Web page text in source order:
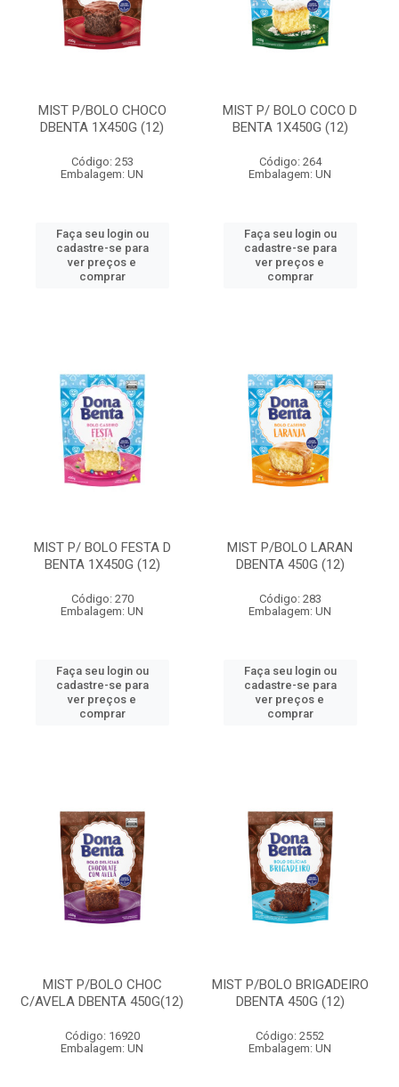
MIST P/BOLO CHOCO
DBENTA 1X450G (12)
Código: 253
Embalagem: UN
Faça seu login ou
cadastre-se para
ver preços e
comprar
MIST P/ BOLO COCO D
BENTA 1X450G (12)
Código: 264
Embalagem: UN
Faça seu login ou
cadastre-se para
ver preços e
comprar
MIST P/ BOLO FESTA D
BENTA 1X450G (12)
Código: 270
Embalagem: UN
Faça seu login ou
cadastre-se para
ver preços e
comprar
MIST P/BOLO LARAN
DBENTA 450G (12)
Código: 283
Embalagem: UN
Faça seu login ou
cadastre-se para
ver preços e
comprar
MIST P/BOLO CHOC
C/AVELA DBENTA 450G(12)
Código: 16920
Embalagem: UN
MIST P/BOLO BRIGADEIRO
DBENTA 450G (12)
Código: 2552
Embalagem: UN